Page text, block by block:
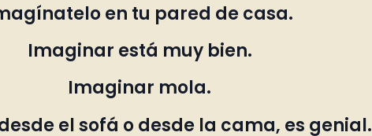
en tu pared de casa.
Imaginar está muy bien.
Imaginar mola.
el sofá o desde la cama, es genial.